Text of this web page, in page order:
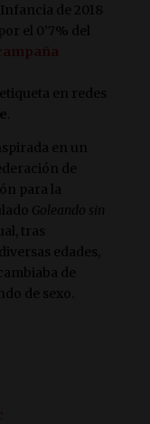
de 2018
el 0’7% del
etiqueta en redes
en un
de
para la
Goleando sin
tras
edades,
de
de sexo.